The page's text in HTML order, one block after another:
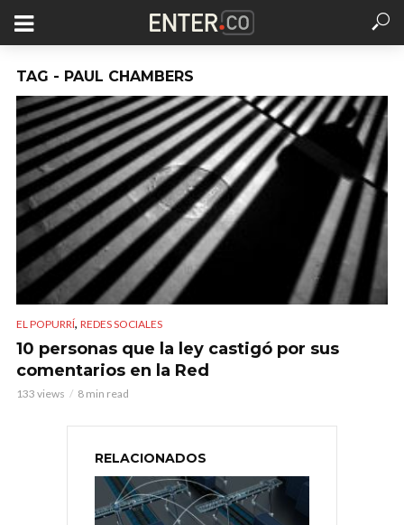
TAG - PAUL CHAMBERS
EL POPURRÍ, REDES SOCIALES
10 personas que la ley castigó por sus
comentarios en la Red
133 views 8 min read
RELACIONADOS